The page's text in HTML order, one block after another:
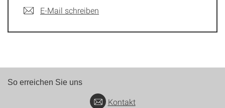
E-Mail schreiben
So erreichen Sie uns
Kontakt